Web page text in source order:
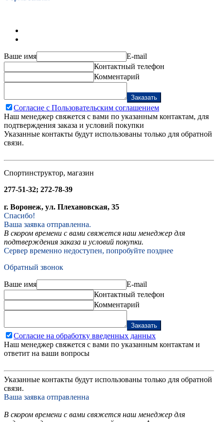
Ваше имя
E-mail
Контактный телефон
Комментарий
Заказать
Согласие с Пользовательским соглашением
Наш менеджер свяжется с вами по указанным контактам, для
подтверждения заказа и условий покупки
Указанные контакты будут использованы только для обратной
связи.
Спортинструктор, магазин
277-51-32; 272-78-39
г. Воронеж, ул. Плехановская, 35
Спасибо!
Ваша заявка отправленна.
В скором времени с вами свяжется наш менеджер для
подтверждения заказа и условий покупки.
Сервер временно недоступен, попробуйте позднее
Обратный звонок
Ваше имя
E-mail
Контактный телефон
Комментарий
Заказать
Согласие на обработку введенных данных
Наш менеджер свяжется с вами по указанным контактам и
ответит на ваши вопросы
Указанные контакты будут использованы только для обратной
связи.
Ваша заявка отправленна
В скором времени с вами свяжется наш менеджер для